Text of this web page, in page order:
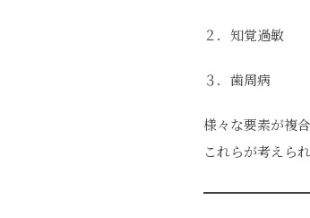
２．知覚過敏
３．歯周病
様々な要素が複
これらが考えられ